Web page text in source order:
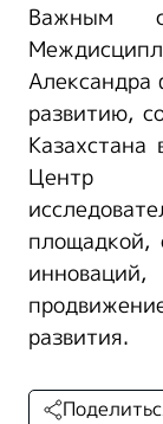
Важным
Александра
развитию,
Центр
площадкой,
развития.